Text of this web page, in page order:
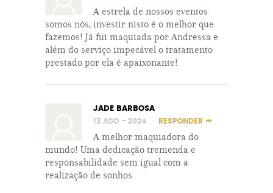
A estrela de nossos eventos
somos nós, investir nisto é o melhor que
fazemos! Já fui maquiada por Andressa e
além do serviço impecável o tratamento
prestado por ela é apaixonante!
JADE BARBOSA
13 AGO - 2024 RESPONDER
A melhor maquiadora do
mundo! Uma dedicação tremenda e
responsabilidade sem igual com a
realização de sonhos.